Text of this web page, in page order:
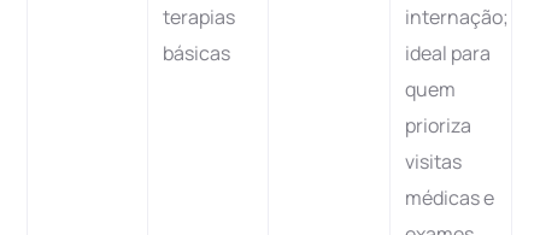
terapias
básicas
internação;
ideal para
quem
prioriza
visitas
médicas e